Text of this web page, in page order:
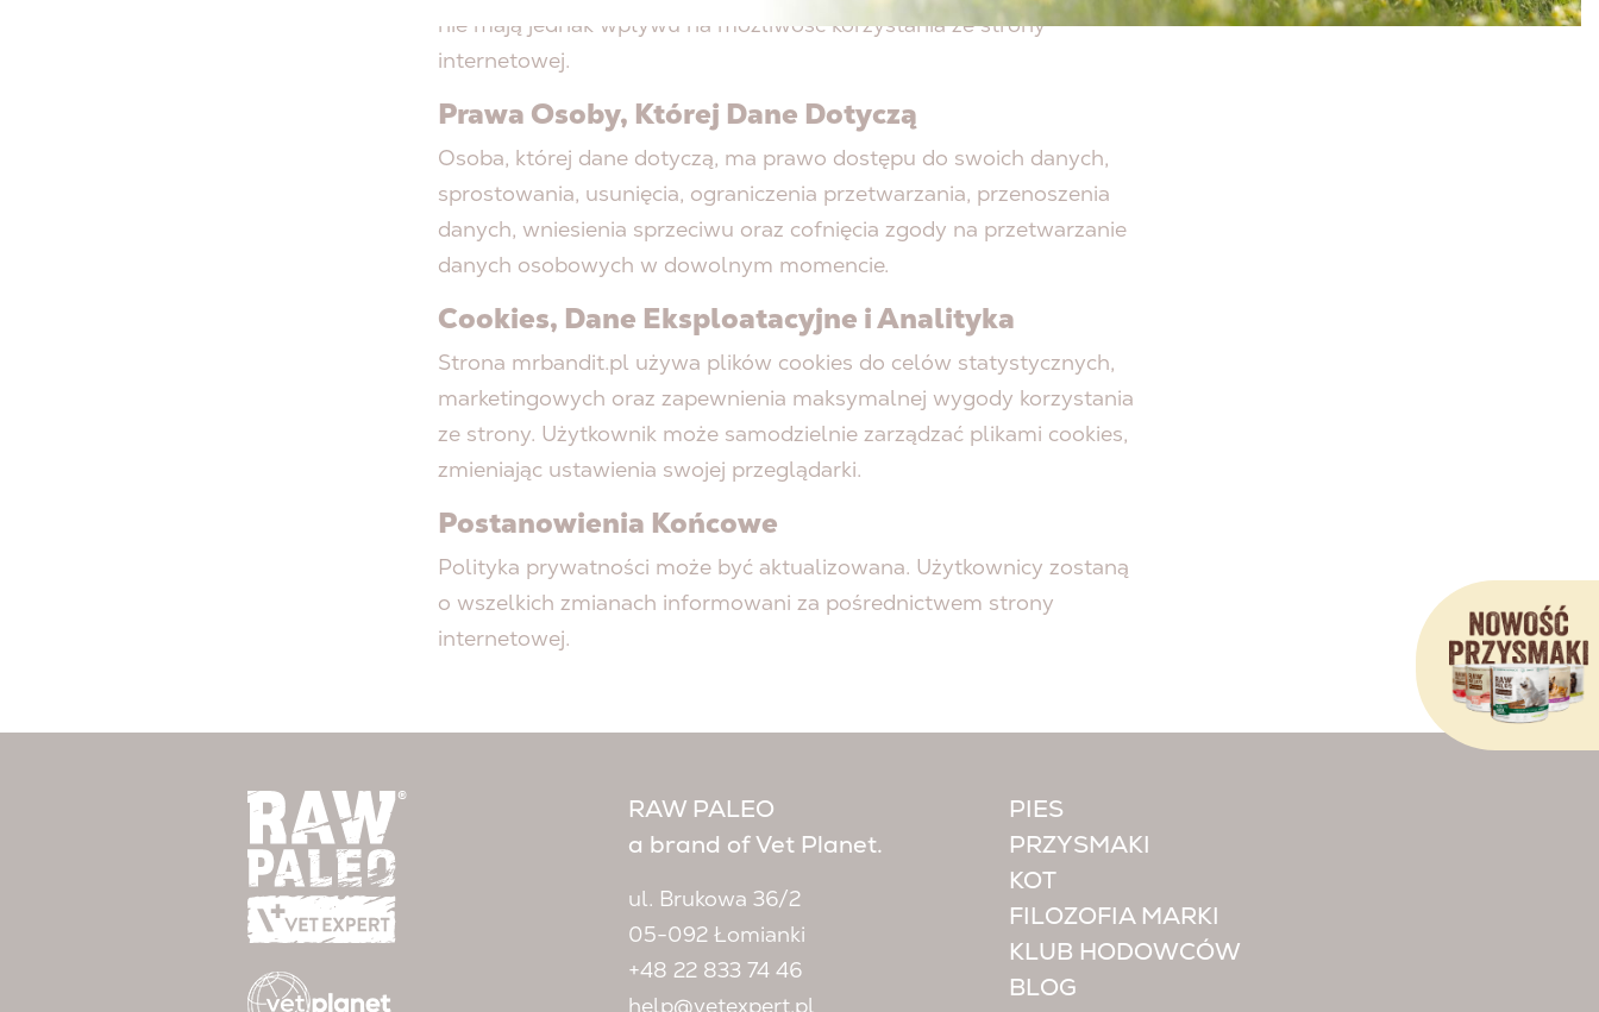
nie mają jednak wpływu na możliwość korzystania ze strony
internetowej.
Prawa Osoby, Której Dane Dotyczą
Osoba, której dane dotyczą, ma prawo dostępu do swoich danych,
sprostowania, usunięcia, ograniczenia przetwarzania, przenoszenia
danych, wniesienia sprzeciwu oraz cofnięcia zgody na przetwarzanie
danych osobowych w dowolnym momencie.
Cookies, Dane Eksploatacyjne i Analityka
Strona mrbandit.pl używa plików cookies do celów statystycznych,
marketingowych oraz zapewnienia maksymalnej wygody korzystania
ze strony. Użytkownik może samodzielnie zarządzać plikami cookies,
zmieniając ustawienia swojej przeglądarki.
Postanowienia Końcowe
Polityka prywatności może być aktualizowana. Użytkownicy zostaną
o wszelkich zmianach informowani za pośrednictwem strony
internetowej.
RAW PALEO
a brand of Vet Planet.
ul. Brukowa 36/2
05-092 Łomianki
+48 22 833 74 46
help@vetexpert.pl
PIES
PRZYSMAKI
KOT
FILOZOFIA MARKI
KLUB HODOWCÓW
BLOG